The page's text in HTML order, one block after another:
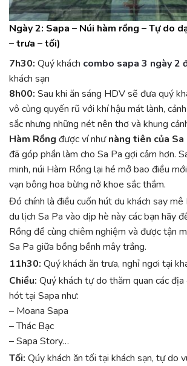
Ngày 2: Sapa – Núi hàm rồng – Tự do
– trưa – tối)
7h30: Quý khách combo sapa 3 ngày 2
khách sạn
8h00: Sau khi ăn sáng HDV sẽ đưa quý
vô cùng quyến rũ với khí hậu mát lành,
sắc nhưng những nét nên thơ và khung
Hàm Rồng được ví nhưnàng tiên của Sa
đã góp phần làm cho Sa Pa gợi cảm hơn.
minh, núi Hàm Rồng lại hé mở bao điều
vạn bông hoa bừng nở khoe sắc thắm.
Đó chính là điều cuốn hút du khách say
du lịch Sa Pa vào dịp hè này các bạn hãy
Rồng để cùng chiêm nghiệm và được tận
Sa Pa giữa bồng bềnh mây trắng.
11h30: Quý khách ăn trưa, nghỉ ngơi tại
Chiều: Quý khách tự do thăm quan các
hót tại Sapa như:
– Moana Sapa
– Thác Bạc
– Sapa Story…
Tối: Qúy khách ăn tối tại khách sạn, tự do